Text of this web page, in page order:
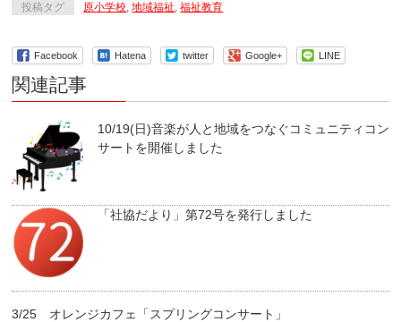
投稿タグ 原小学校 ,地域福祉 ,福祉教育
Facebook Hatena twitter Google+ LINE
関連記事
10/19(日)音楽が人と地域をつなぐコミュニティコン
サートを開催しました
「社協だより」第72号を発行しました
3/25 オレンジカフェ「スプリングコンサート」